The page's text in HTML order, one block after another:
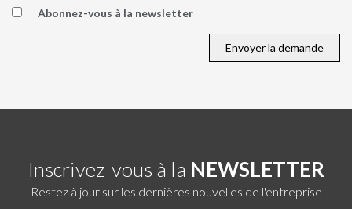
Abonnez-vous à la newsletter
Inscrivez-vous à la NEWSLETTER
Restez à jour sur les dernières nouvelles de l'entreprise